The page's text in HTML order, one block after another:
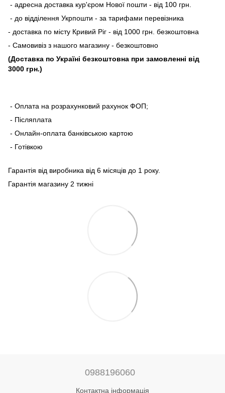
- адресна доставка кур'єром Нової пошти - від 100 грн.
- до відділення Укрпошти - за тарифами перевізника
- доставка по місту Кривий Ріг - від 1000 грн. безкоштовна
- Самовивіз з нашого магазину - безкоштовно
(Доставка по Україні безкоштовна при замовленні від
3000 грн.)
- Оплата на розрахунковий рахунок ФОП;
- Післяплата
- Онлайн-оплата банківською картою
- Готівкою
Гарантія від виробника від 6 місяців до 1 року.
Гарантія магазину 2 тижні
0988196060
Контактна інформація